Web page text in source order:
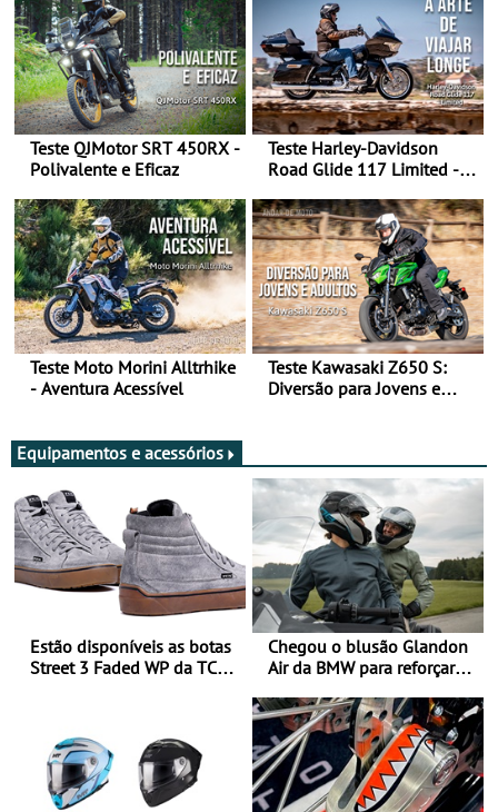
Teste QJMotor SRT 450RX -
Polivalente e Eficaz
Teste Harley-Davidson
Road Glide 117 Limited - A
Teste Moto Morini Alltrhike
- Aventura Acessível
Teste Kawasaki Z650 S:
Diversão para Jovens e
Equipamentos e acessórios
Estão disponíveis as botas
Street 3 Faded WP da TCX
Chegou o blusão Glandon
Air da BMW para reforçar
verão